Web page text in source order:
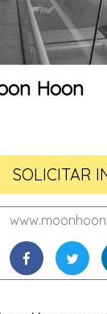
Hoon
SOLICITAR